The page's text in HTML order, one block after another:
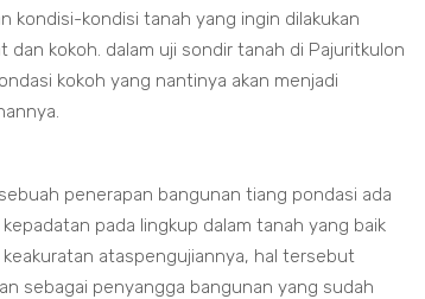
kondisi-kondisi tanah yang ingin dilakukan
kokoh. dalam uji sondir tanah di Pajuritkulon
kokoh yang nantinya akan menjadi
penerapan bangunan tiang pondasi ada
pada lingkup dalam tanah yang baik
ataspengujiannya, hal tersebut
sebagai penyangga bangunan yang sudah